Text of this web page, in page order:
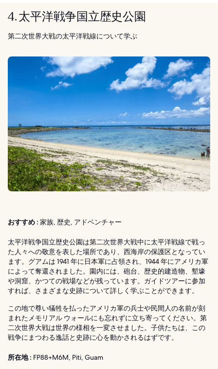
4. 太平洋戦争国立歴史公園
第二次世界大戦の太平洋戦線について学ぶ
おすすめ : 家族, 歴史, アドベンチャー
太平洋戦争国立歴史公園は第二次世界大戦中に太平洋戦線で戦っ
た人々への敬意を表した場所であり、西海岸の保護区となってい
ます。グアムは 1941 年に日本軍に占領され、1944 年にアメリカ軍
によって奪還されました。園内には、砲台、歴史的建造物、塹壕
や洞窟、かつての戦場などが残っています。ガイドツアーに参加
すれば、さまざまな史跡について詳しく学ぶことができます。
この地で尊い犠牲を払ったアメリカ軍の兵士や民間人の名前が刻
まれたメモリアル ウォールにも忘れずに立ち寄ってください。第
二次世界大戦は世界の様相を一変させました。子供たちは、この
戦争にまつわる逸話と史跡に心を動かされるはずです。
所在地 : FP88+M6M, Piti, Guam